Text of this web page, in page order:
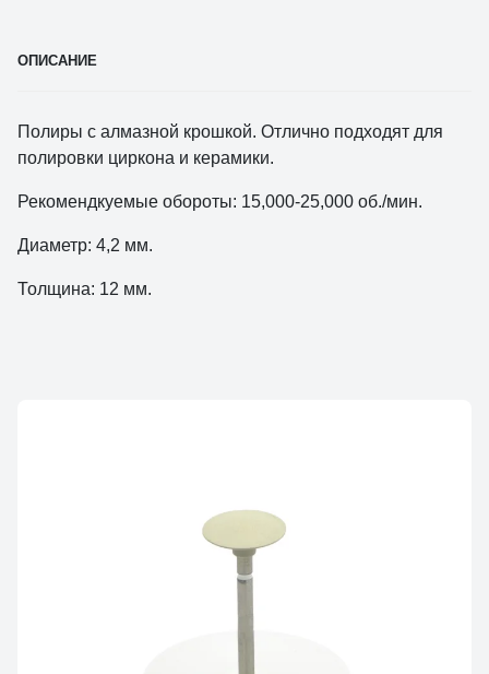
ОПИСАНИЕ
Полиры с алмазной крошкой. Отлично подходят для
полировки циркона и керамики.
Рекомендкуемые обороты: 15,000-25,000 об./мин.
Диаметр: 4,2 мм.
Толщина: 12 мм.